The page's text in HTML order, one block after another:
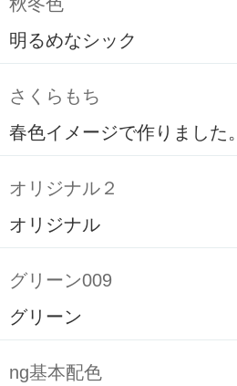
明るめなシック
さくらもち
春色イメージで作りました。
オリジナル２
オリジナル
グリーン009
グリーン
ng基本配色